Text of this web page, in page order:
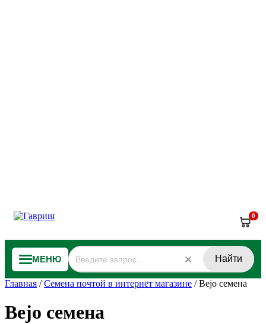
0
МЕНЮ Найти
Главная /Семена почтой в интернет магазине /Bejo семена
Bejo семена